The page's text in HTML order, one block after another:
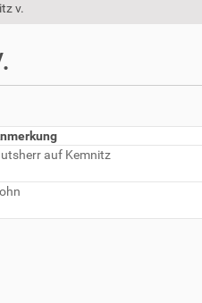
v.
auf Kemnitz